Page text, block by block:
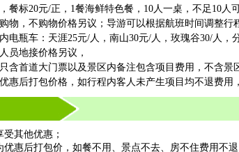
餐标20元/正，1餐海鲜特色餐，10人一桌，不足10
物，不购物价格另议；导游可以根据航班时间调整行
电瓶车：天涯25元/人，南山30元/人，玫瑰谷30/人，
员地接价格另议，
含首道大门票以及景区内备注包含项目费用，不含景
惠后打包价格，如行程内客人未产生项目均不退费用
其他优惠；
优惠后打包价，如餐不用、景点不去、房不住费用不